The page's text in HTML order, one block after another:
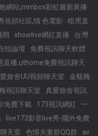
網站,mmbox彩虹最新黃播
視頻社區,情.色電影
暗黑直
間 showlive網紅直播
台灣
拍論壇
免費視訊聊天軟體
直播,uthome免費視訊聊天
旅舍UU視頻聊天室
金瓶梅
視訊聊天室
真愛旅舍視訊
免費下載 173視訊網紅
一
live173影音live秀-國外免費
天室 色情夫妻群QQ群 av